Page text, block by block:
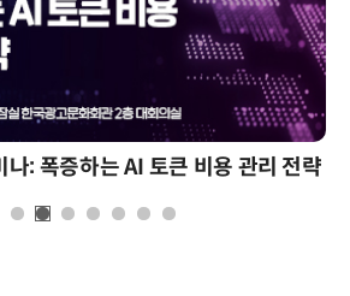
: 폭증하는 AI 토큰 비용 관리 전략